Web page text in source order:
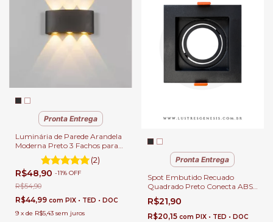
Pronta Entrega
Luminária de Parede Arandela
Moderna Preto 3 Fachos para
Área Externa de Casas
(2)
R$48,90 -11% OFF
R$54,90
R$44,99 com PIX • TED • DOC
9 x de R$5,43 sem juros
Pronta Entrega
Spot Embutido Recuado
Quadrado Preto Conecta ABS
Bella para Forro de Gesso
Lâmpada Mr16 Soquete Gu10
Quente, Fria ou Neutra
R$21,90
R$20,15 com PIX • TED • DOC